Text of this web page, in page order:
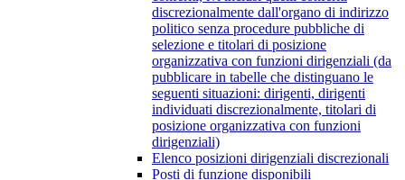
discrezionalmente dall'organo di indirizzo
politico senza procedure pubbliche di
selezione e titolari di posizione
organizzativa con funzioni dirigenziali (da
pubblicare in tabelle che distinguano le
seguenti situazioni: dirigenti, dirigenti
individuati discrezionalmente, titolari di
posizione organizzativa con funzioni
dirigenziali)
Elenco posizioni dirigenziali discrezionali
Posti di funzione disponibili